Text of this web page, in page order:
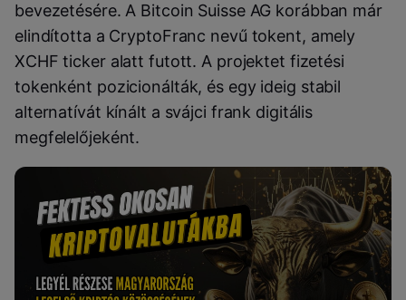
bevezetésére. A Bitcoin Suisse AG korábban már
elindította a CryptoFranc nevű tokent, amely
XCHF ticker alatt futott. A projektet fizetési
tokenként pozicionálták, és egy ideig stabil
alternatívát kínált a svájci frank digitális
megfelelőjeként.